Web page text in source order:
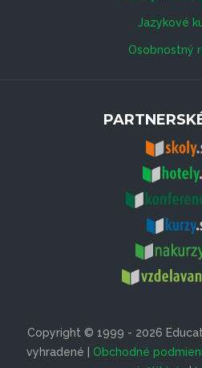
Jazykové
Osobnostný
Copyright © 1999 - 2026
vyhradené | Obchodné